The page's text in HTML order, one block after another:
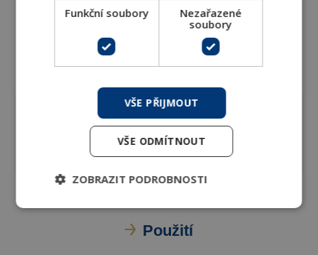
Kuželka:
kompozit
Bonnet:
litina EN-GJL-250
EPDM
ventilu:
směr průtoku, DN,
PN
Hlavice:
směr otevírání /
Použití
Funkční soubory
Nezařazené
soubory
VŠE PŘIJMOUT
VŠE ODMÍTNOUT
ZOBRAZIT PODROBNOSTI